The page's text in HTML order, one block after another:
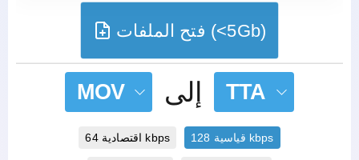
فتح الملفات (<5Gb)
MOV إلى TTA
اقتصادية 64 kbps قياسية 128 kbps